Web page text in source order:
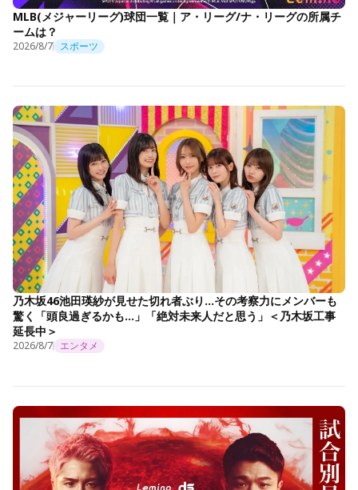
MLB(メジャーリーグ)球団一覧｜ア・リーグ/ナ・リーグの所属チ
ームは？
2026/8/7 スポーツ
乃木坂46池田瑛紗が見せた切れ者ぶり…その考察力にメンバーも
驚く「頭良過ぎるかも…」「絶対未来人だと思う」＜乃木坂工事
延長中＞
2026/8/7 エンタメ